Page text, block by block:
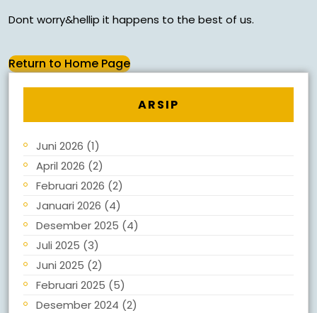
Dont worry&hellip it happens to the best of us.
Return to Home Page
ARSIP
Juni 2026 (1)
April 2026 (2)
Februari 2026 (2)
Januari 2026 (4)
Desember 2025 (4)
Juli 2025 (3)
Juni 2025 (2)
Februari 2025 (5)
Desember 2024 (2)